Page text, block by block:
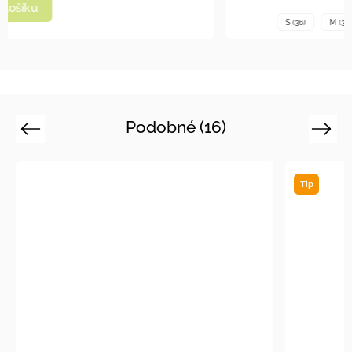
Podobné (16)
Previous
Tip
Next